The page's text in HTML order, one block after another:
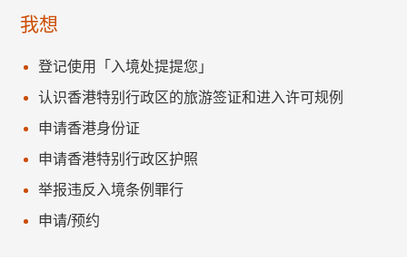
我想
登记使用「入境处提提您」
认识香港特别行政区的旅游签证和进入许可规例
申请香港身份证
申请香港特别行政区护照
举报违反入境条例罪行
申请/预约